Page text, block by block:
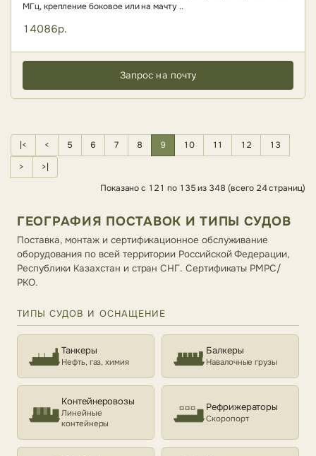
МГц, крепление боковое или на мачту ..
14086р.
Запрос на почту
|< < 5 6 7 8 9 10 11 12
13
>
>|
Показано с 121 по 135 из 348 (всего 24 страниц)
ГЕОГРАФИЯ ПОСТАВОК И ТИПЫ СУДОВ
Поставка, монтаж и сертификационное обслуживание
оборудования по всей территории Российской Федерации,
Республики Казахстан и стран СНГ. Сертификаты РМРС/
РКО.
ТИПЫ СУДОВ И ОСНАЩЕНИЕ
Танкеры
Нефть, газ, химия
Балкеры
Навалочные грузы
Контейнеровозы
Линейные
контейнеры
Рефрижераторы
Скоропорт